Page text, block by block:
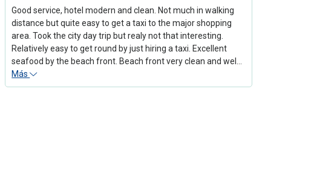
Good service, hotel modern and clean. Not much in walking
distance but quite easy to get a taxi to the major shopping
area. Took the city day trip but realy not that interesting.
Relatively easy to get round by just hiring a taxi. Excellent
seafood by the beach front. Beach front very clean and wel…
Más